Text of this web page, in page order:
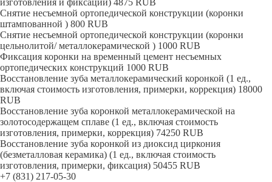
изготовления и фиксации) 4875 RUB
Снятие несъемной ортопедической конструкции (коронки
штампованной ) 800 RUB
Снятие несъемной ортопедической конструкции (коронки
цельнолитой/ металлокерамической ) 1000 RUB
Фиксация коронки на временный цемент несъемных
ортопедических конструкций 1000 RUB
Восстановление зуба металлокерамический коронкой (1 ед.,
включая стоимость изготовления, примерки, коррекция) 18000
RUB
Восстановление зуба коронкой металлокерамической на
золотосодержащем сплаве (1 ед., включая стоимость
изготовления, примерки, коррекция) 74250 RUB
Восстановление зуба коронкой из диоксид циркония
(безметалловая керамика) (1 ед., включая стоимость
изготовления, примерки, фиксация) 50455 RUB
+7 (831) 217-05-30